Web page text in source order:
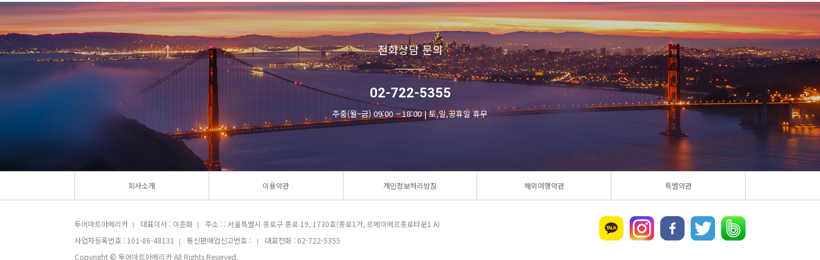
전화상담 문의
02-722-5355
주중(월~금) 09:00 ~ 18:00 | 토,일,공휴일 휴무
회사소개 이용약관 개인정보처리방침 해외여행약관 특별약관
투어마트아메리카 | 대표이사 : 이춘화 |
주소 : : 서울특별시 종로구 종로 19, 1730호(종로1가, 르메이에르종로타운1 A)
사업자등록번호 : 101-86-48131
| 통신판매업신고번호 : |
대표전화 : 02-722-5355
Copyright © 투어마트아메리카 All Rights Reserved.